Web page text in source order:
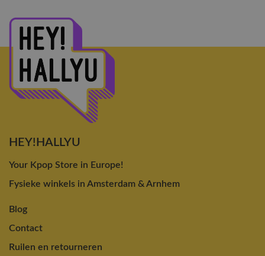
HEY!HALLYU
Your Kpop Store in Europe!
Fysieke winkels in Amsterdam & Arnhem
Blog
Contact
Ruilen en retourneren